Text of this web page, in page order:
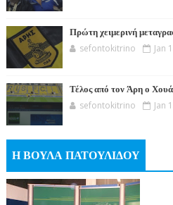
Πρώτη χειμερινή
sefontokitrino Jan
Τέλος από τον Άρη ο
sefontokitrino Jan
Η ΒΟΥΛΑ ΠΑΤΟΥΛΙΔΟΥ